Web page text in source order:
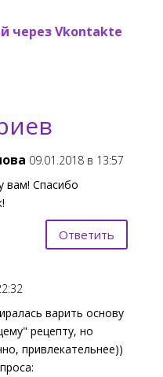
через Vkontakte
09.01.2018 в 13:57
вам! Спасибо
Ответить
варить основу
рецепту, но
привлекательнее))